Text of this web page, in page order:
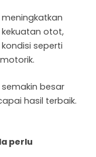
otot,
seperti
besar
hasil terbaik.
perlu